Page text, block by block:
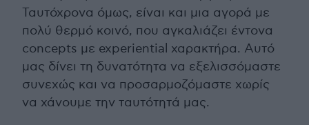
Ταυτόχρονα όμως, είναι και μια αγορά με
πολύ θερμό κοινό, που αγκαλιάζει έντονα
concepts με experiential χαρακτήρα. Αυτό
μας δίνει τη δυνατότητα να εξελισσόμαστε
συνεχώς και να προσαρμοζόμαστε χωρίς
να χάνουμε την ταυτότητά μας.